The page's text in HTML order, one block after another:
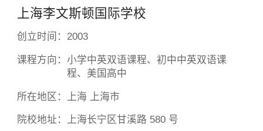
上海李文斯顿国际学校
创立时间： 2003
课程方向： 小学中英双语课程、初中中英双语课
程、美国高中
所在地区： 上海 上海市
院校地址： 上海长宁区甘溪路 580 号